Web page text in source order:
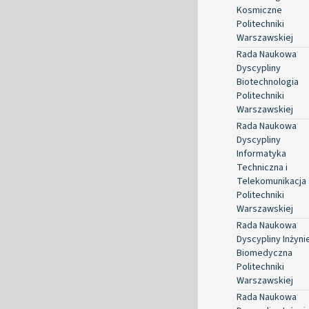
Kosmiczne
Politechniki
Warszawskiej
Rada Naukowa
Dyscypliny
Biotechnologia
Politechniki
Warszawskiej
Rada Naukowa
Dyscypliny
Informatyka
Techniczna i
Telekomunikacja
Politechniki
Warszawskiej
Rada Naukowa
Dyscypliny
Biomedyczna
Politechniki
Warszawskiej
Rada Naukowa